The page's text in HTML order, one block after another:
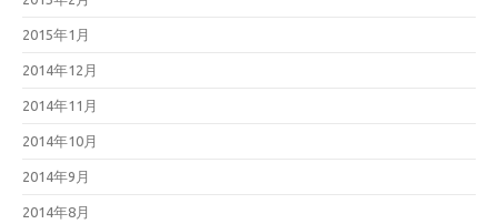
2015年1月
2014年12月
2014年11月
2014年10月
2014年9月
2014年8月